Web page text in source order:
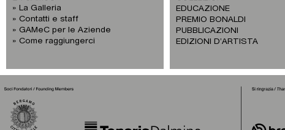
La Galleria
Contatti e staff
GAMeC per le Aziende
Come raggiungerci
EDUCAZIONE
PREMIO BONALDI
PUBBLICAZIONI
EDIZIONI D’ARTISTA